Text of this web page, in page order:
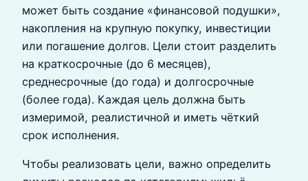
может быть создание «финансовой подушки»,
накопления на крупную покупку, инвестиции
или погашение долгов. Цели стоит разделить
на краткосрочные (до 6 месяцев),
среднесрочные (до года) и долгосрочные
(более года). Каждая цель должна быть
измеримой, реалистичной и иметь чёткий
срок исполнения.
Чтобы реализовать цели, важно определить